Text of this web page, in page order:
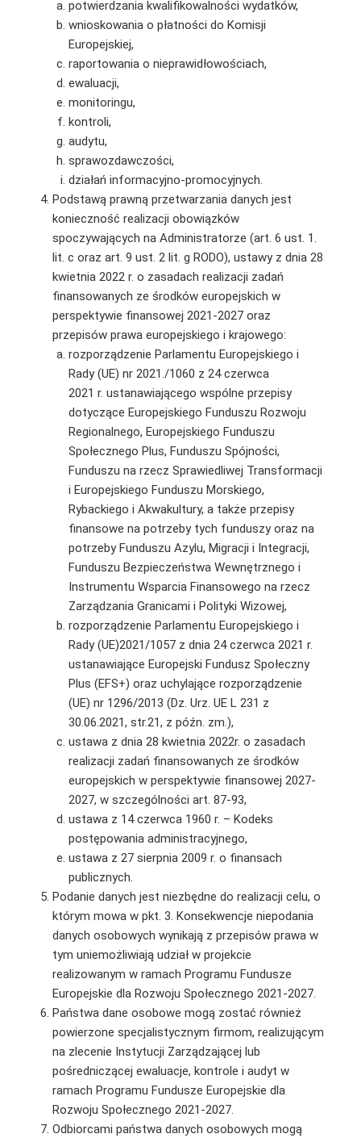
potwierdzania kwalifikowalności wydatków,
wnioskowania o płatności do Komisji
Europejskiej,
raportowania o nieprawidłowościach,
ewaluacji,
monitoringu,
kontroli,
audytu,
sprawozdawczości,
działań informacyjno-promocyjnych.
Podstawą prawną przetwarzania danych jest
konieczność realizacji obowiązków
spoczywających na Administratorze (art. 6 ust. 1.
lit. c oraz art. 9 ust. 2 lit. g RODO), ustawy z dnia 28
kwietnia 2022 r. o zasadach realizacji zadań
finansowanych ze środków europejskich w
perspektywie finansowej 2021-2027 oraz
przepisów prawa europejskiego i krajowego:
rozporządzenie Parlamentu Europejskiego i
Rady (UE) nr 2021./1060 z 24 czerwca
2021 r. ustanawiającego wspólne przepisy
dotyczące Europejskiego Funduszu Rozwoju
Regionalnego, Europejskiego Funduszu
Społecznego Plus, Funduszu Spójności,
Funduszu na rzecz Sprawiedliwej Transformacji
i Europejskiego Funduszu Morskiego,
Rybackiego i Akwakultury, a także przepisy
finansowe na potrzeby tych funduszy oraz na
potrzeby Funduszu Azylu, Migracji i Integracji,
Funduszu Bezpieczeństwa Wewnętrznego i
Instrumentu Wsparcia Finansowego na rzecz
Zarządzania Granicami i Polityki Wizowej,
rozporządzenie Parlamentu Europejskiego i
Rady (UE)2021/1057 z dnia 24 czerwca 2021 r.
ustanawiające Europejski Fundusz Społeczny
Plus (EFS+) oraz uchylające rozporządzenie
(UE) nr 1296/2013 (Dz. Urz. UE L 231 z
30.06.2021, str.21, z późn. zm.),
ustawa z dnia 28 kwietnia 2022r. o zasadach
realizacji zadań finansowanych ze środków
europejskich w perspektywie finansowej 2027-
2027, w szczególności art. 87-93,
ustawa z 14 czerwca 1960 r. – Kodeks
postępowania administracyjnego,
ustawa z 27 sierpnia 2009 r. o finansach
publicznych.
Podanie danych jest niezbędne do realizacji celu, o
którym mowa w pkt. 3. Konsekwencje niepodania
danych osobowych wynikają z przepisów prawa w
tym uniemożliwiają udział w projekcie
realizowanym w ramach Programu Fundusze
Europejskie dla Rozwoju Społecznego 2021-2027.
Państwa dane osobowe mogą zostać również
powierzone specjalistycznym firmom, realizującym
na zlecenie Instytucji Zarządzającej lub
pośredniczącej ewaluacje, kontrole i audyt w
ramach Programu Fundusze Europejskie dla
Rozwoju Społecznego 2021-2027.
Odbiorcami państwa danych osobowych mogą